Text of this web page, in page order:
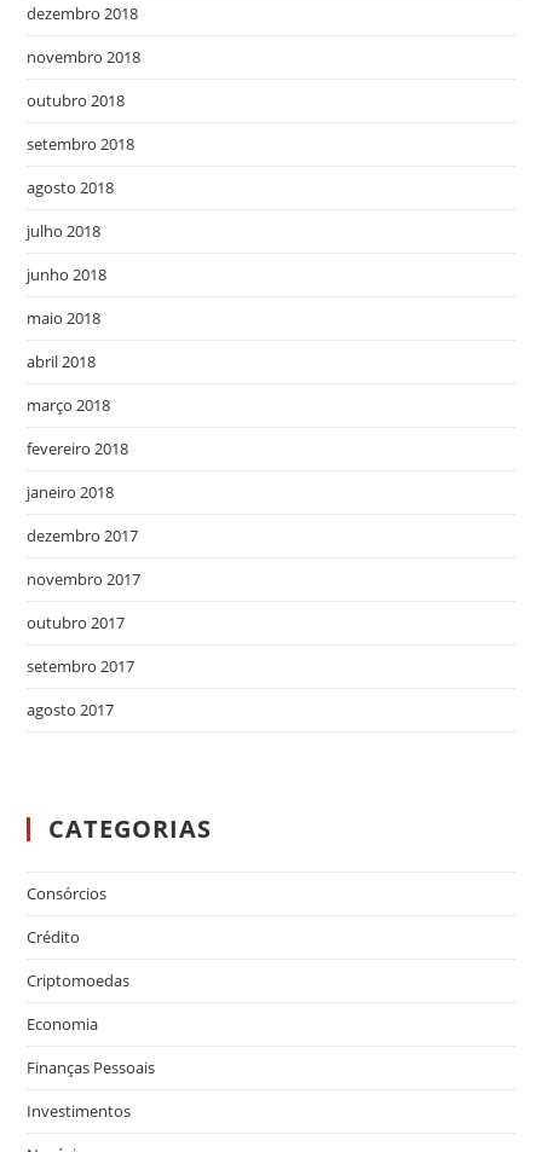
dezembro 2018
novembro 2018
outubro 2018
setembro 2018
agosto 2018
julho 2018
junho 2018
maio 2018
abril 2018
março 2018
fevereiro 2018
janeiro 2018
dezembro 2017
novembro 2017
outubro 2017
setembro 2017
agosto 2017
CATEGORIAS
Consórcios
Crédito
Criptomoedas
Economia
Finanças Pessoais
Investimentos